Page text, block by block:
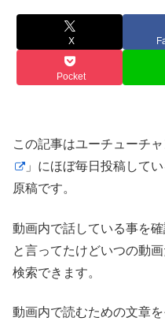
X
Pocket
この記事はユーチューチ
」にほぼ毎日投稿してい
原稿です。
動画内で話している事を
と言ってたけどいつの動
検索できます。
動画内で読むための文章